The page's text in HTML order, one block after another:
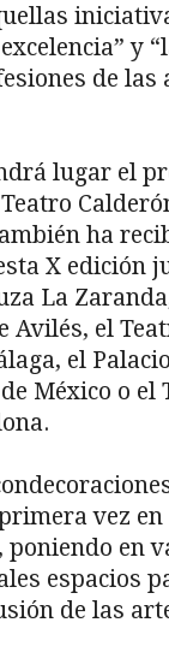
y
de las
lugar el
ha
X edición
La
Avilés, el
el
México o el
vez en
en
espacios
de las